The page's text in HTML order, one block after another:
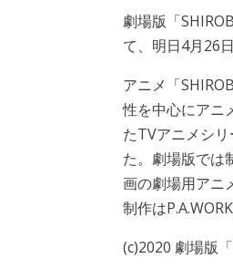
劇場版「
て、明日4月26
アニメ「
性を中心にアニ
たTVアニメシ
た。劇場版では
画の劇場用アニ
制作は
(c)2020 劇場版